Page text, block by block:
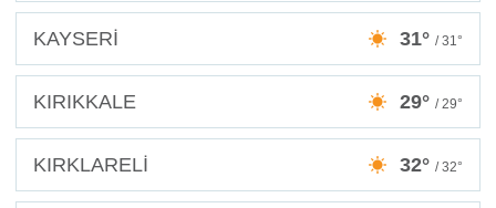
KAYSERİ 31° / 31°
KIRIKKALE 29° / 29°
KIRKLARELİ 32° / 32°